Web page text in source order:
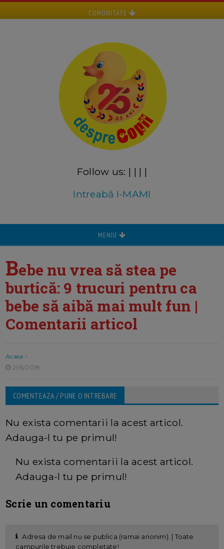
COMUNITATE
Follow us: | | | |
Intreabă I-MAMI
MENIU
Bebe nu vrea să stea pe
burtică: 9 trucuri pentru ca
bebe să aibă mai mult fun |
Comentarii articol
Acasa >
21/6/2018
COMENTEAZA / PUNE O INTREBARE
Nu exista comentarii la acest articol.
Adauga-l tu pe primul!
Nu exista comentarii la acest articol.
Adauga-l tu pe primul!
Scrie un comentariu
Adresa de mail nu se publica (ramai anonim). | Toate
campurile trebuie completate!